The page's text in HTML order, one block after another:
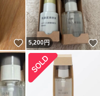
いいね！
5,200円